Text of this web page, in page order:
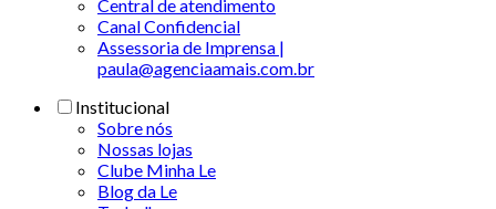
Central de atendimento
Canal Confidencial
Assessoria de Imprensa |
paula@agenciaamais.com.br
Institucional
Sobre nós
Nossas lojas
Clube Minha Le
Blog da Le